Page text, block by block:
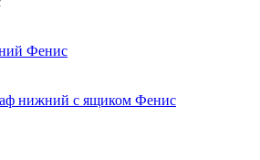
Фенис